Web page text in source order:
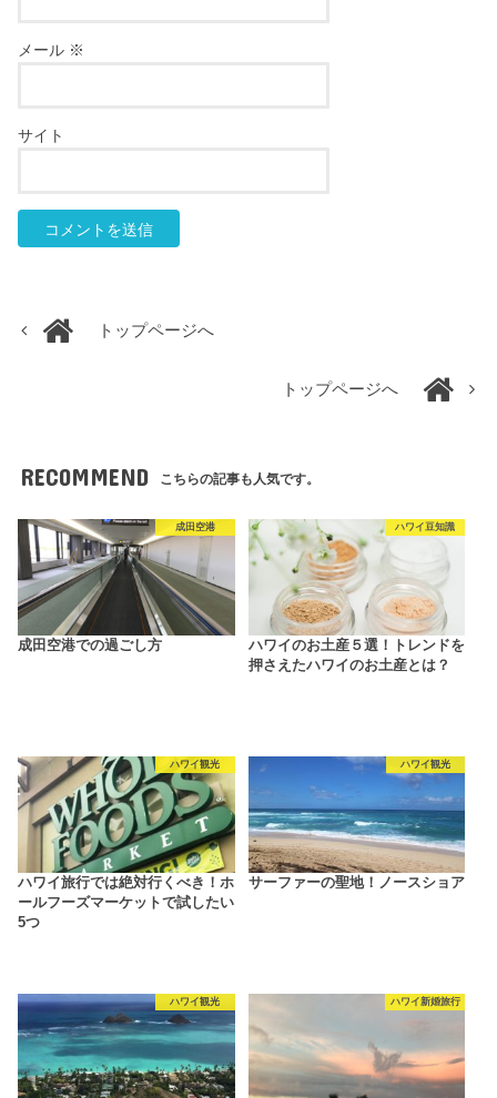
メール ※
サイト
トップページへ
トップページへ
RECOMMEND こちらの記事も人気です。
成田空港
成田空港での過ごし方
ハワイ豆知識
ハワイのお土産５選！トレンドを
押さえたハワイのお土産とは？
ハワイ観光
ハワイ旅行では絶対行くべき！ホ
ールフーズマーケットで試したい
5つ
ハワイ観光
サーファーの聖地！ノースショア
ハワイ観光 ハワイ新婚旅行